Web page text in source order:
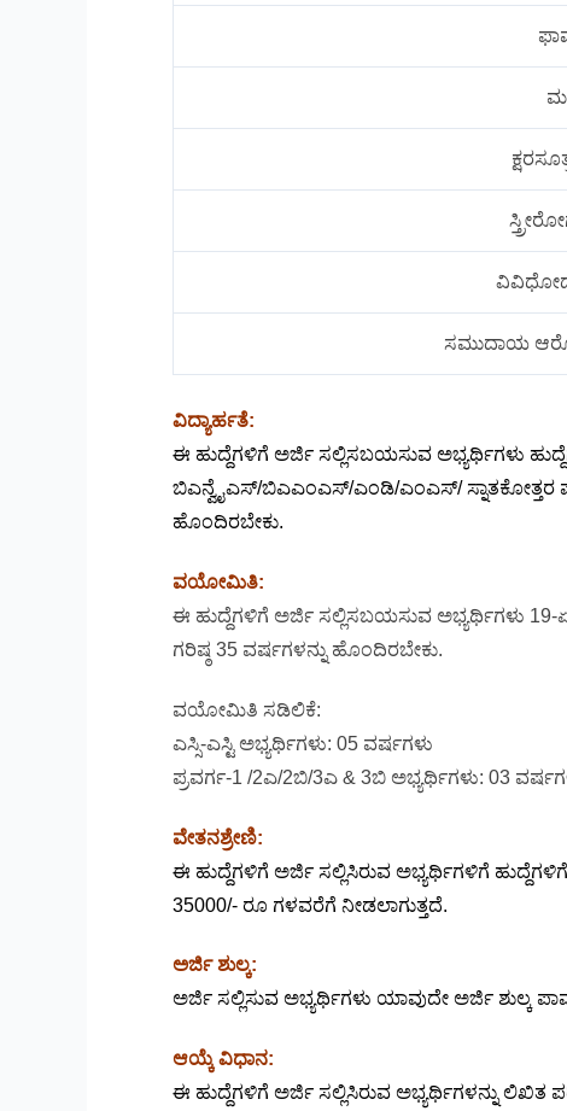
ಸಮುದಾಯ
ವಿದ್ಯಾರ್ಹತೆ:
ಈ ಹುದ್ದೆಗಳಿಗೆ ಅರ್ಜಿ ಸಲ್ಲಿಸಬಯಸುವ ಅಭ್ಯರ್ಥಿಗಳು
ಬಿಎನ್ವೈಎಸ್/ಬಿಎಎಂಎಸ್/ಎಂಡಿ/ಎಂಎಸ್/ ಸ್ನಾತಕೋತ್ತರ
ಹೊಂದಿರಬೇಕು.
ವಯೋಮಿತಿ:
ಈ ಹುದ್ದೆಗಳಿಗೆ ಅರ್ಜಿ ಸಲ್ಲಿಸಬಯಸುವ ಅಭ್ಯರ್ಥಿಗಳು 19-
ಗರಿಷ್ಠ 35 ವರ್ಷಗಳನ್ನು ಹೊಂದಿರಬೇಕು.
ವಯೋಮಿತಿ ಸಡಿಲಿಕೆ:
ಎಸ್ಸಿ-ಎಸ್ಟಿ ಅಭ್ಯರ್ಥಿಗಳು: 05 ವರ್ಷಗಳು
ಪ್ರವರ್ಗ-1 /2ಎ/2ಬಿ/3ಎ & 3ಬಿ ಅಭ್ಯರ್ಥಿಗಳು: 03
ವೇತನಶ್ರೇಣಿ:
ಈ ಹುದ್ದೆಗಳಿಗೆ ಅರ್ಜಿ ಸಲ್ಲಿಸಿರುವ ಅಭ್ಯರ್ಥಿಗಳಿಗೆ
35000/- ರೂ ಗಳವರೆಗೆ ನೀಡಲಾಗುತ್ತದೆ.
ಅರ್ಜಿ ಶುಲ್ಕ:
ಅರ್ಜಿ ಸಲ್ಲಿಸುವ ಅಭ್ಯರ್ಥಿಗಳು ಯಾವುದೇ ಅರ್ಜಿ ಶುಲ್ಕ
ಆಯ್ಕೆ ವಿಧಾನ:
ಈ ಹುದ್ದೆಗಳಿಗೆ ಅರ್ಜಿ ಸಲ್ಲಿಸಿರುವ ಅಭ್ಯರ್ಥಿಗಳನ್ನು ಲಿಖಿತ